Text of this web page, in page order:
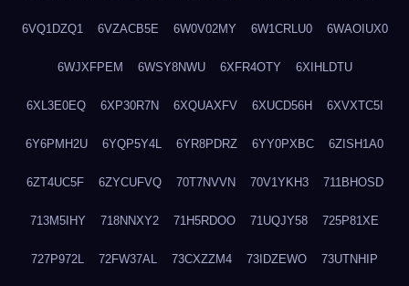
6VQ1DZQ1 6VZACB5E 6W0V02MY 6W1CRLU0 6WAOIUX0
6WJXFPEM 6WSY8NWU 6XFR4OTY 6XIHLDTU
6XL3E0EQ 6XP30R7N 6XQUAXFV 6XUCD56H 6XVXTC5I
6Y6PMH2U 6YQP5Y4L 6YR8PDRZ 6YY0PXBC 6ZISH1A0
6ZT4UC5F 6ZYCUFVQ 70T7NVVN 70V1YKH3 711BHOSD
713M5IHY 718NNXY2 71H5RDOO 71UQJY58 725P81XE
727P972L 72FW37AL 73CXZZM4 73IDZEWO 73UTNHIP